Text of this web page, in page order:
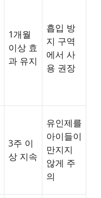
1개월
이상 효
과 유지
흡입 방
지 구역
에서 사
용 권장
3주 이
상 지속
유인제를
아이들이
만지지
않게 주
의